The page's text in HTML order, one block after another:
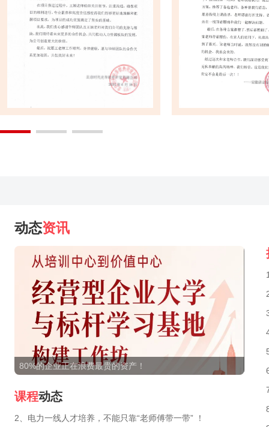
动态资讯
80%的企业正在浪费最贵的资产！
课程动态
2、电力一线人才培养，不能只靠“老师傅带一带” ！